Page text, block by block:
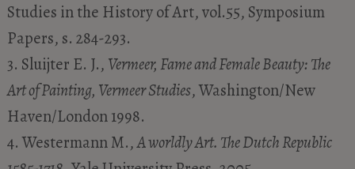
Studies in the History of Art, vol.55, Symposium
Papers, s. 284-293.
3. Sluijter E. J., Vermeer, Fame and Female Beauty: The
Art of Painting, Vermeer Studies, Washington/New
Haven/London 1998.
4. Westermann M.,A worldly Art. The Dutch Republic